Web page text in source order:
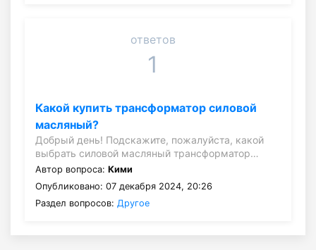
ответов
1
Какой купить трансформатор силовой
масляный?
Добрый день! Подскажите, пожалуйста, какой
выбрать силовой масляный трансформатор…
Автор вопроса: Кими
Опубликовано: 07 декабря 2024, 20:26
Раздел вопросов: Другое